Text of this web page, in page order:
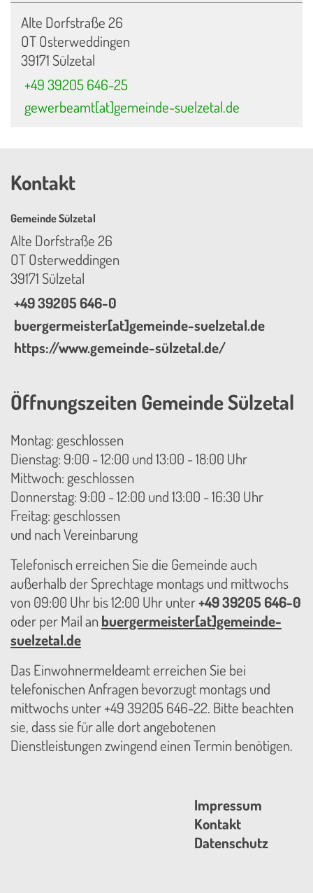
Alte Dorfstraße 26
OT Osterweddingen
39171 Sülzetal
+49 39205 646-25
gewerbeamt[at]gemeinde-suelzetal.de
Kontakt
Gemeinde Sülzetal
Alte Dorfstraße 26
OT Osterweddingen
39171 Sülzetal
+49 39205 646-0
buergermeister[at]gemeinde-suelzetal.de
https://www.gemeinde-sülzetal.de/
Öffnungszeiten Gemeinde Sülzetal
Montag: geschlossen
Dienstag: 9:00 - 12:00 und 13:00 - 18:00 Uhr
Mittwoch: geschlossen
Donnerstag: 9:00 - 12:00 und 13:00 - 16:30 Uhr
Freitag: geschlossen
und nach Vereinbarung
Telefonisch erreichen Sie die Gemeinde auch
außerhalb der Sprechtage montags und mittwochs
von 09:00 Uhr bis 12:00 Uhr unter+49 39205 646-0
oder per Mail an buergermeister[at]gemeinde-
suelzetal.de
Das Einwohnermeldeamt erreichen Sie bei
telefonischen Anfragen bevorzugt montags und
mittwochs unter +49 39205 646-22. Bitte beachten
sie, dass sie für alle dort angebotenen
Dienstleistungen zwingend einen Termin benötigen.
Impressum
Kontakt
Datenschutz